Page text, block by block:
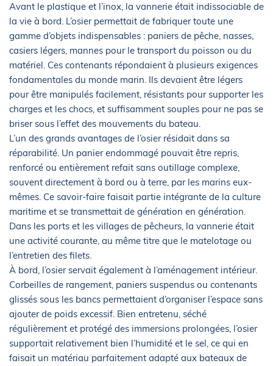
Avant le plastique et l’inox, la vannerie était indissociable de
la vie à bord. L’osier permettait de fabriquer toute une
gamme d’objets indispensables : paniers de pêche, nasses,
casiers légers, mannes pour le transport du poisson ou du
matériel. Ces contenants répondaient à plusieurs exigences
fondamentales du monde marin. Ils devaient être légers
pour être manipulés facilement, résistants pour supporter les
charges et les chocs, et suffisamment souples pour ne pas se
briser sous l’effet des mouvements du bateau.
L’un des grands avantages de l’osier résidait dans sa
réparabilité. Un panier endommagé pouvait être repris,
renforcé ou entièrement refait sans outillage complexe,
souvent directement à bord ou à terre, par les marins eux-
mêmes. Ce savoir-faire faisait partie intégrante de la culture
maritime et se transmettait de génération en génération.
Dans les ports et les villages de pêcheurs, la vannerie était
une activité courante, au même titre que le matelotage ou
l’entretien des filets.
À bord, l’osier servait également à l’aménagement intérieur.
Corbeilles de rangement, paniers suspendus ou contenants
glissés sous les bancs permettaient d’organiser l’espace sans
ajouter de poids excessif. Bien entretenu, séché
régulièrement et protégé des immersions prolongées, l’osier
supportait relativement bien l’humidité et le sel, ce qui en
faisait un matériau parfaitement adapté aux bateaux de